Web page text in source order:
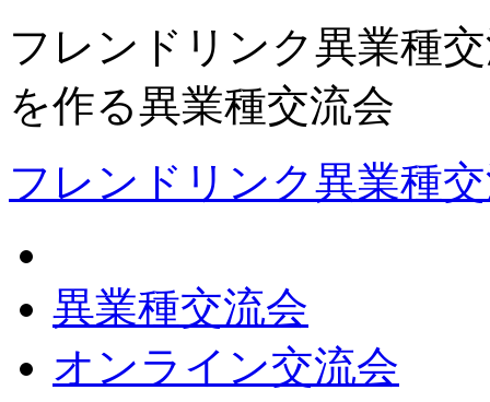
フレンドリンク異業種
を作る異業種交流会
フレンドリンク異業種
異業種交流会
オンライン交流会